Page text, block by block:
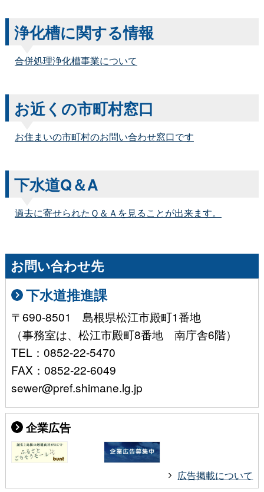
浄化槽に関する情報
合併処理浄化槽事業について
お近くの市町村窓口
お住まいの市町村のお問い合わせ窓口です
下水道Q＆A
過去に寄せられたＱ＆Ａを見ることが出来ます。
お問い合わせ先
下水道推進課
〒690-8501 島根県松江市殿町1番地
（事務室は、松江市殿町8番地 南庁舎6階）
TEL：0852-22-5470
FAX：0852-22-6049
sewer@pref.shimane.lg.jp
企業広告
広告掲載について